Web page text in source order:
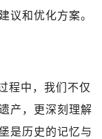
议和优化方案。
程中，我们不仅
产，更深刻理解
是历史的记忆与